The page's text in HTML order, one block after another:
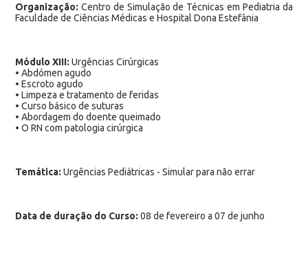
Organização: Centro de Simulação de Técnicas em Pediatria da
Faculdade de Ciências Médicas e Hospital Dona Estefânia
Módulo XIII: Urgências Cirúrgicas
• Abdómen agudo
• Escroto agudo
• Limpeza e tratamento de feridas
• Curso básico de suturas
• Abordagem do doente queimado
• O RN com patologia cirúrgica
Temática: Urgências Pediátricas - Simular para não errar
Data de duração do Curso: 08 de fevereiro a 07 de junho